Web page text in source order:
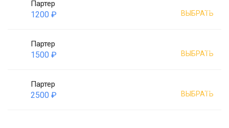
Партер
1200 ₽ ВЫБРАТЬ
Партер
1500 ₽ ВЫБРАТЬ
Партер
2500 ₽ ВЫБРАТЬ